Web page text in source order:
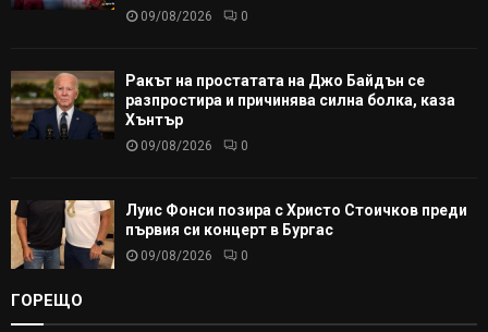
09/08/2026 0
Ракът на простатата на Джо Байдън се
разпростира и причинява силна болка, каза
Хънтър
09/08/2026 0
Луис Фонси позира с Христо Стоичков преди
първия си концерт в Бургас
09/08/2026 0
ГОРЕЩО